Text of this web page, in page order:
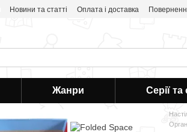
Новини та статті Оплата і доставка
Жанри Серії та